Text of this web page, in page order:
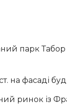
парк
ст. на фасаді
ринок із